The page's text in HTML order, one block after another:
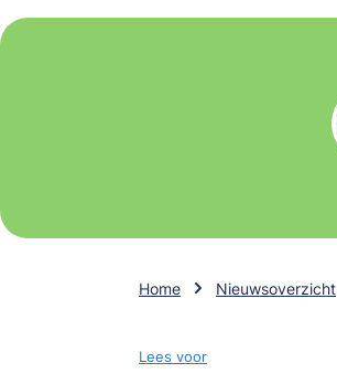
Home Nieuwsoverzicht
Lees voor